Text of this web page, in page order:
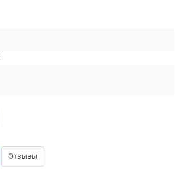
Отзывы